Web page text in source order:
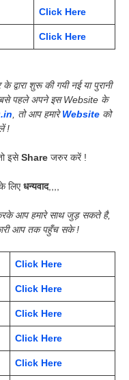
Click Here
Click Here
शुरू की गयी नई या पुरानी
पहले अपने इस Website के
, तो आप हमारेWebsiteको
!
इसेShare जरुर करें !
लिएधन्यवाद,,,,
आप हमारे साथ जुड़ सकते है,
आप तक पहुँच सके !
Click Here
Click Here
Click Here
Click Here
Click Here